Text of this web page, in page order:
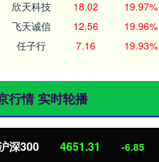
欣天科技 18.02 19.97%
飞天诚信 12.56 19.96%
任子行 7.16 19.93%
行情 实时轮播
4651.31 -6.85 -0.15%